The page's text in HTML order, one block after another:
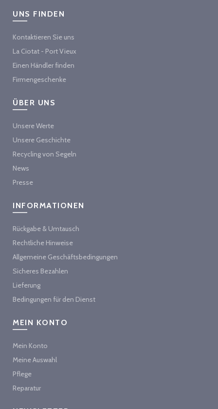
UNS FINDEN
Kontaktieren Sie uns
La Ciotat - Port Vieux
Einen Händler finden
Firmengeschenke
ÜBER UNS
Unsere Werte
Unsere Geschichte
Recycling von Segeln
News
Presse
INFORMATIONEN
Rückgabe & Umtausch
Rechtliche Hinweise
Allgemeine Geschäftsbedingungen
Sicheres Bezahlen
Lieferung
Bedingungen für den Dienst
MEIN KONTO
Mein Konto
Meine Auswahl
Pflege
Reparatur